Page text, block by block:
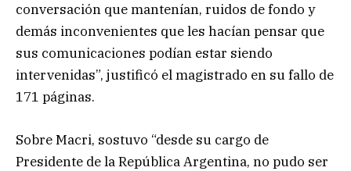
conversación que mantenían, ruidos de fondo y
demás inconvenientes que les hacían pensar que
sus comunicaciones podían estar siendo
intervenidas”, justificó el magistrado en su fallo de
171 páginas.
Sobre Macri, sostuvo “desde su cargo de
Presidente de la República Argentina, no pudo ser